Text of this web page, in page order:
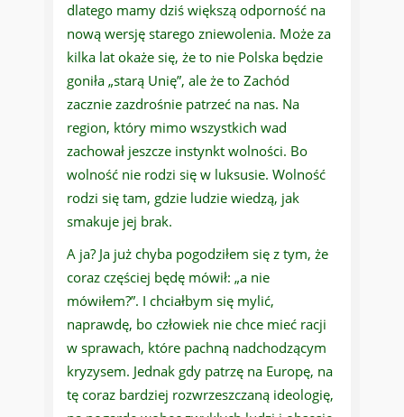
dlatego mamy dziś większą odporność na
nową wersję starego zniewolenia. Może za
kilka lat okaże się, że to nie Polska będzie
goniła „starą Unię”, ale że to Zachód
zacznie zazdrośnie patrzeć na nas. Na
region, który mimo wszystkich wad
zachował jeszcze instynkt wolności. Bo
wolność nie rodzi się w luksusie. Wolność
rodzi się tam, gdzie ludzie wiedzą, jak
smakuje jej brak.
A ja? Ja już chyba pogodziłem się z tym, że
coraz częściej będę mówił: „a nie
mówiłem?”. I chciałbym się mylić,
naprawdę, bo człowiek nie chce mieć racji
w sprawach, które pachną nadchodzącym
kryzysem. Jednak gdy patrzę na Europę, na
tę coraz bardziej rozwrzeszczaną ideologię,